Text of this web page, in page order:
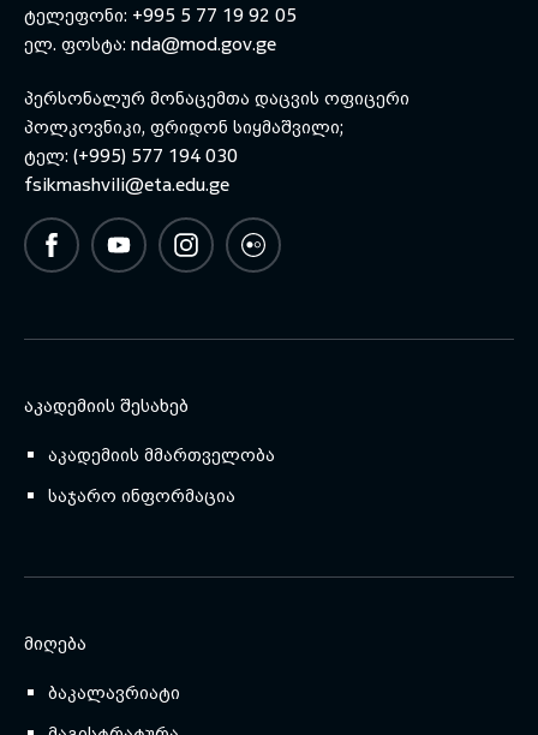
ტელეფონი: +995 5 77 19 92 05
ელ. ფოსტა: nda@mod.gov.ge
პერსონალურ მონაცემთა დაცვის ოფიცერი
პოლკოვნიკი, ფრიდონ სიყმაშვილი;
ტელ: (+995) 577 194 030
fsikmashvili@eta.edu.ge
ᲐᲙᲐᲓᲔᲛᲘᲘᲡ ᲨᲔᲡᲐᲮᲔᲑ
აკადემიის მმართველობა
საჯარო ინფორმაცია
ᲛᲘᲦᲔᲑᲐ
ბაკალავრიატი